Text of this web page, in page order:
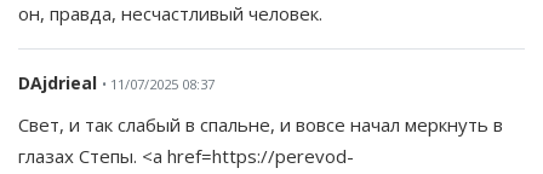
он, правда, несчастливый человек.
DAjdrieal • 11/07/2025 08:37
Свет, и так слабый в спальне, и вовсе начал меркнуть в
глазах Степы. <a href=https://perevod-